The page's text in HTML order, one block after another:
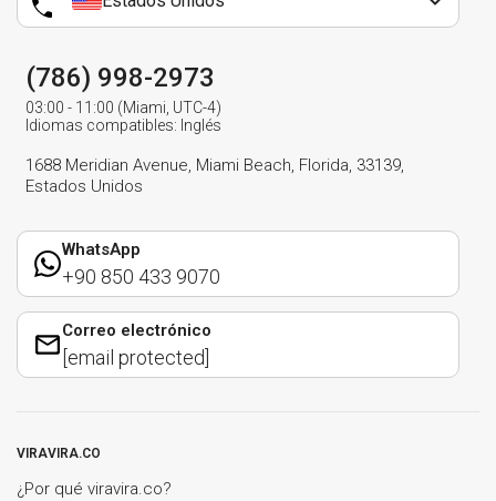
(786) 998-2973
03:00 - 11:00 (Miami, UTC-4)
Idiomas compatibles: Inglés
1688 Meridian Avenue, Miami Beach, Florida, 33139,
Estados Unidos
WhatsApp
+90 850 433 9070
Correo electrónico
[email protected]
VIRAVIRA.CO
¿Por qué viravira.co?